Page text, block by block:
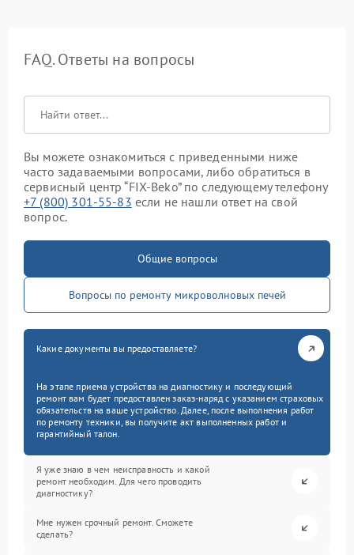
FAQ. Ответы на вопросы
Вы можете ознакомиться с приведенными ниже
часто задаваемыми вопросами, либо обратиться в
сервисный центр “FIX-Beko” по следующему телефону
+7 (800) 301-55-83 если не нашли ответ на свой
вопрос.
Общие вопросы
Вопросы по ремонту микроволновых печей
Какие документы вы предоставляете?
На этапе приема устройства на диагностику и последующий
ремонт вам будет предоставлен заказ-наряд с указанием страховых
обязательств на ваше устройство. Далее, после выполнения работ
по ремонту техники, вы получите акт выполненных работ и
гарантийный талон.
Я уже знаю в чем неисправность и какой
ремонт необходим. Для чего проводить
диагностику?
Мне нужен срочный ремонт. Сможете
сделать?